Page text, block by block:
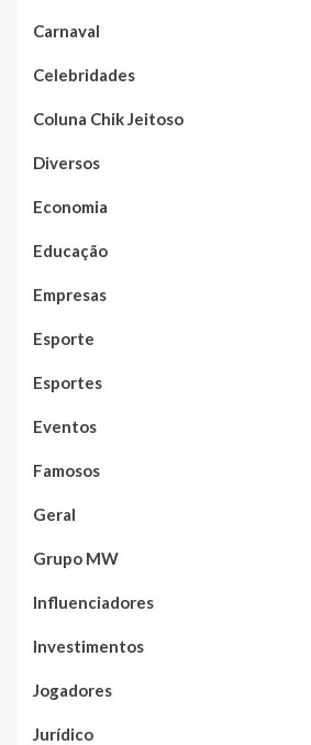
Carnaval
Celebridades
Coluna Chik Jeitoso
Diversos
Economia
Educação
Empresas
Esporte
Esportes
Eventos
Famosos
Geral
Grupo MW
Influenciadores
Investimentos
Jogadores
Jurídico